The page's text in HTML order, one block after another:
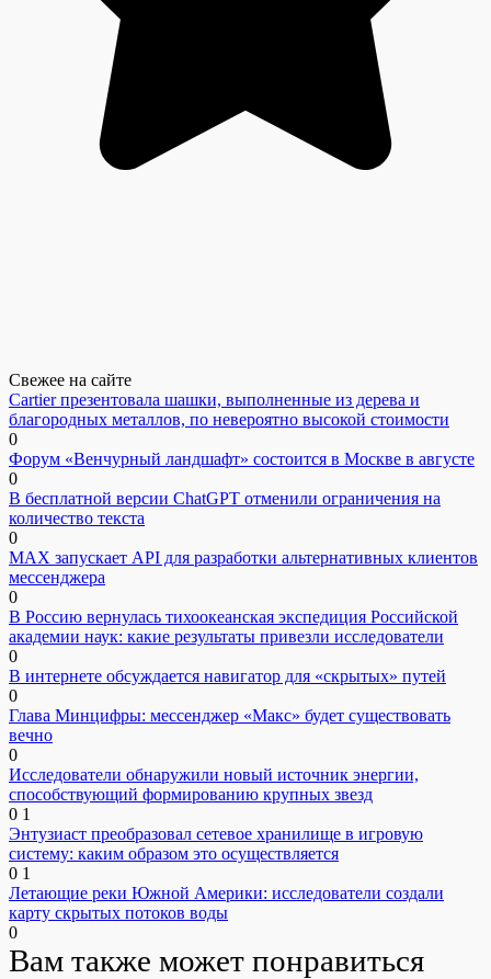
Свежее на сайте
Cartier презентовала шашки, выполненные из дерева и
благородных металлов, по невероятно высокой стоимости
0
Форум «Венчурный ландшафт» состоится в Москве в августе
0
В бесплатной версии ChatGPT отменили ограничения на
количество текста
0
MAX запускает API для разработки альтернативных клиентов
мессенджера
0
В Россию вернулась тихоокеанская экспедиция Российской
академии наук: какие результаты привезли исследователи
0
В интернете обсуждается навигатор для «скрытых» путей
0
Глава Минцифры: мессенджер «Макс» будет существовать
вечно
0
Исследователи обнаружили новый источник энергии,
способствующий формированию крупных звезд
0 1
Энтузиаст преобразовал сетевое хранилище в игровую
систему: каким образом это осуществляется
0 1
Летающие реки Южной Америки: исследователи создали
карту скрытых потоков воды
0
Вам также может понравиться